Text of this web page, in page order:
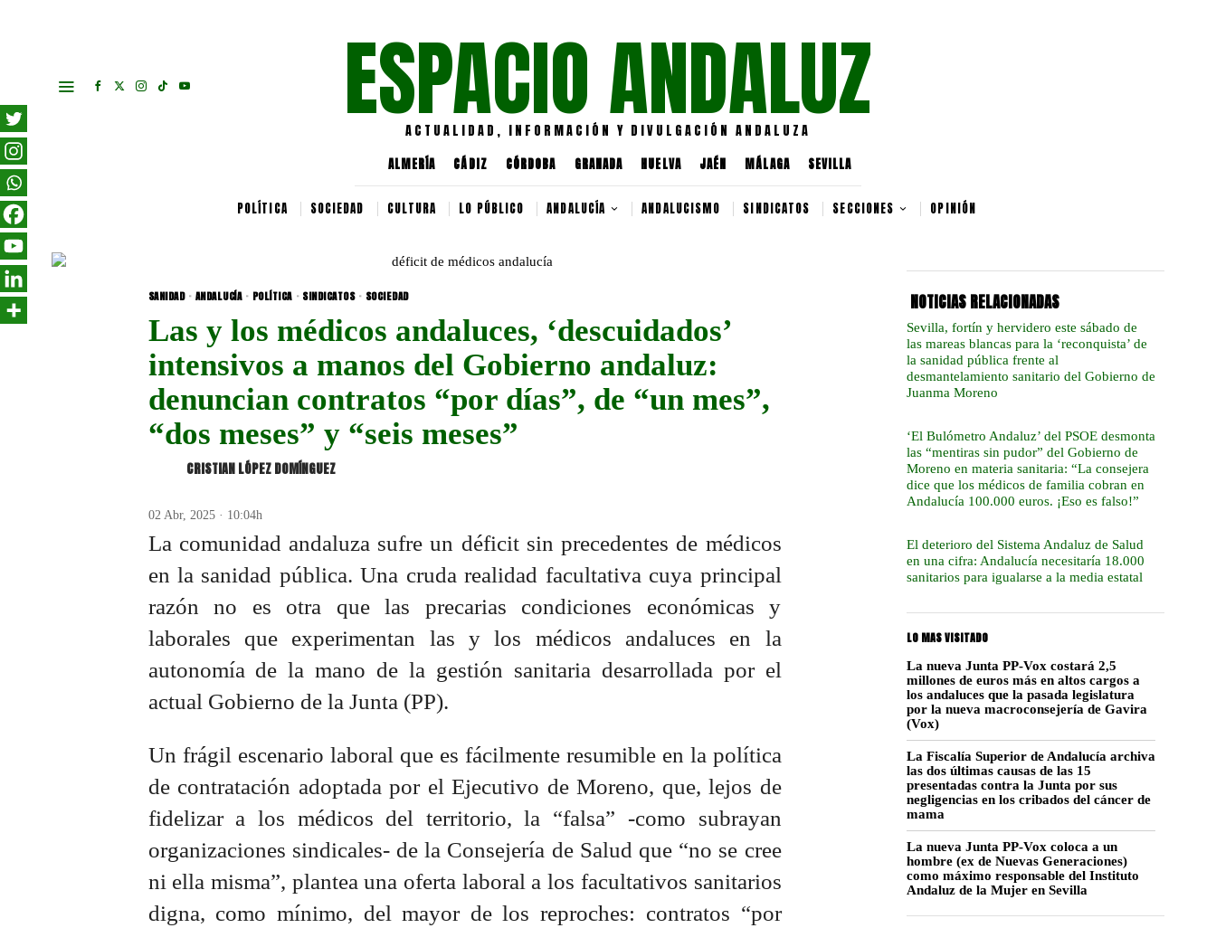
ESPACIO ANDALUZ
ACTUALIDAD, INFORMACIÓN Y DIVULGACIÓN ANDALUZA
ALMERÍA CÁDIZ CÓRDOBA GRANADA HUELVA JAÉN MÁLAGA SEVILLA
POLÍTICA SOCIEDAD CULTURA LO PÚBLICO ANDALUCÍA ANDALUCISMO SINDICATOS SECCIONES OPINIÓN
SANIDAD · ANDALUCÍA · POLÍTICA · SINDICATOS · SOCIEDAD
Las y los médicos andaluces, ‘descuidados’
intensivos a manos del Gobierno andaluz:
denuncian contratos “por días”, de “un mes”,
“dos meses” y “seis meses”
CRISTIAN LÓPEZ DOMÍNGUEZ
02 Abr, 2025 · 10:04h
La comunidad andaluza sufre un déficit sin precedentes de médicos
en la sanidad pública. Una cruda realidad facultativa cuya principal
razón no es otra que las precarias condiciones económicas y
laborales que experimentan las y los médicos andaluces en la
autonomía de la mano de la gestión sanitaria desarrollada por el
actual Gobierno de la Junta (PP).
Un frágil escenario laboral que es fácilmente resumible en la política
de contratación adoptada por el Ejecutivo de Moreno, que, lejos de
fidelizar a los médicos del territorio, la “falsa” -como subrayan
organizaciones sindicales- de la Consejería de Salud que “no se cree
ni ella misma”, plantea una oferta laboral a los facultativos sanitarios
digna, como mínimo, del mayor de los reproches: contratos “por
NOTICIAS RELACIONADAS
Sevilla, fortín y hervidero este sábado de
las mareas blancas para la ‘reconquista’ de
la sanidad pública frente al
desmantelamiento sanitario del Gobierno de
Juanma Moreno
‘El Bulómetro Andaluz’ del PSOE desmonta
las “mentiras sin pudor” del Gobierno de
Moreno en materia sanitaria: “La consejera
dice que los médicos de familia cobran en
Andalucía 100.000 euros. ¡Eso es falso!”
El deterioro del Sistema Andaluz de Salud
en una cifra: Andalucía necesitaría 18.000
sanitarios para igualarse a la media estatal
LO MAS VISITADO
La nueva Junta PP-Vox costará 2,5
millones de euros más en altos cargos a
los andaluces que la pasada legislatura
por la nueva macroconsejería de Gavira
(Vox)
La Fiscalía Superior de Andalucía archiva
las dos últimas causas de las 15
presentadas contra la Junta por sus
negligencias en los cribados del cáncer de
mama
La nueva Junta PP-Vox coloca a un
hombre (ex de Nuevas Generaciones)
como máximo responsable del Instituto
Andaluz de la Mujer en Sevilla